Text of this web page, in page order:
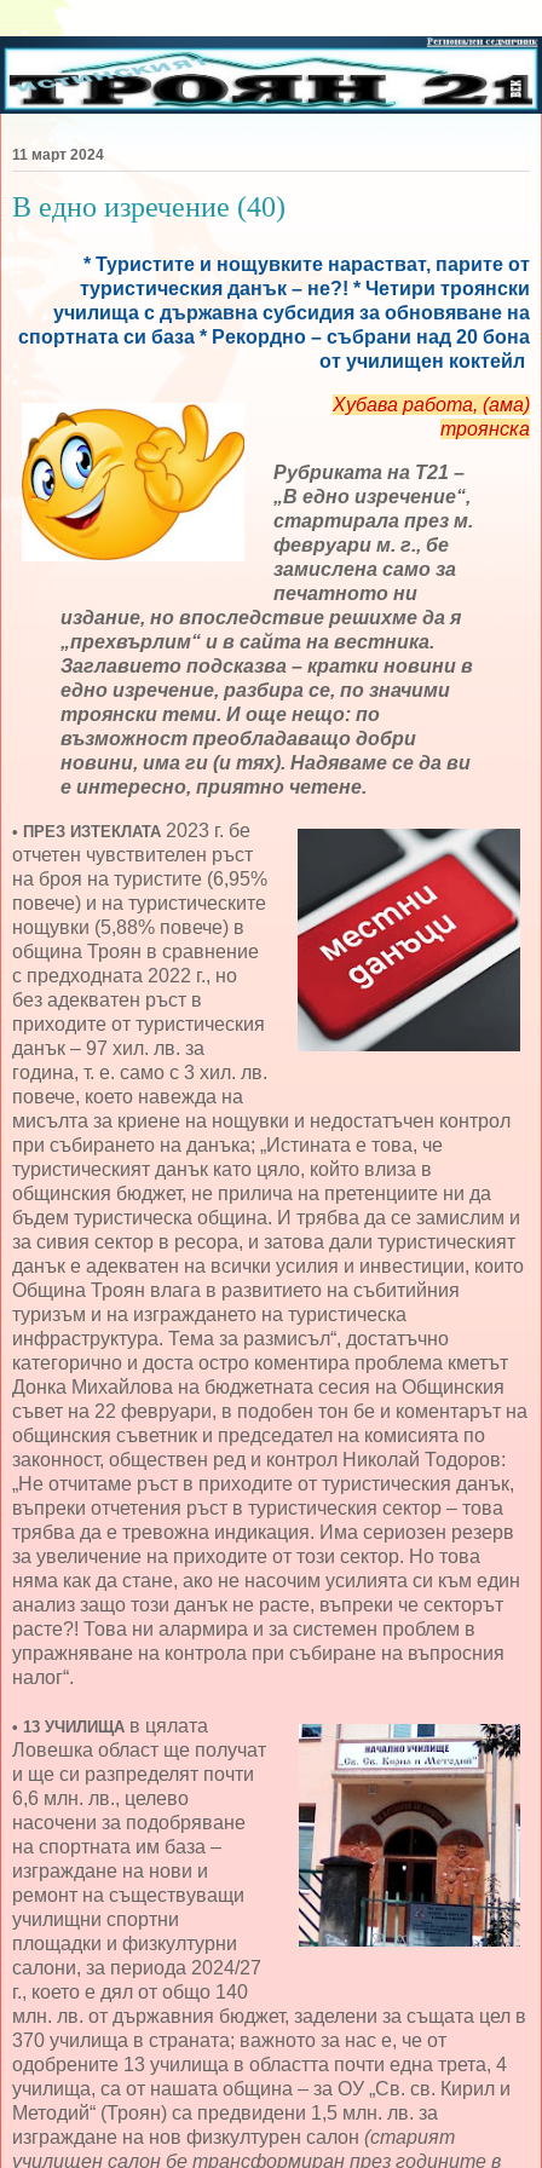
11 март 2024
В едно изречение (40)
* Туристите и нощувките нарастват, парите от
туристическия данък – не?! * Четири троянски
училища с държавна субсидия за обновяване на
спортната си база * Рекордно – събрани над 20 бона
от училищен коктейл
Хубава работа, (ама)
троянска
Рубриката на Т21 –
„В едно изречение“,
стартирала през м.
февруари м. г., бе
замислена само за
печатното ни
издание, но впоследствие решихме да я
„прехвърлим“ и в сайта на вестника.
Заглавието подсказва – кратки новини в
едно изречение, разбира се, по значими
троянски теми. И още нещо: по
възможност преобладаващо добри
новини, има ги (и тях). Надяваме се да ви
е интересно, приятно четене.
• ПРЕЗ ИЗТЕКЛАТА 2023 г. бе
отчетен чувствителен ръст
на броя на туристите (6,95%
повече) и на туристическите
нощувки (5,88% повече) в
община Троян в сравнение
с предходната 2022 г., но
без адекватен ръст в
приходите от туристическия
данък – 97 хил. лв. за
година, т. е. само с 3 хил. лв.
повече, което навежда на
мисълта за криене на нощувки и недостатъчен контрол
при събирането на данъка; „Истината е това, че
туристическият данък като цяло, който влиза в
общинския бюджет, не прилича на претенциите ни да
бъдем туристическа община. И трябва да се замислим и
за сивия сектор в ресора, и затова дали туристическият
данък е адекватен на всички усилия и инвестиции, които
Община Троян влага в развитието на събитийния
туризъм и на изграждането на туристическа
инфраструктура. Тема за размисъл“, достатъчно
категорично и доста остро коментира проблема кметът
Донка Михайлова на бюджетната сесия на Общинския
съвет на 22 февруари, в подобен тон бе и коментарът на
общинския съветник и председател на комисията по
законност, обществен ред и контрол Николай Тодоров:
„Не отчитаме ръст в приходите от туристическия данък,
въпреки отчетения ръст в туристическия сектор – това
трябва да е тревожна индикация. Има сериозен резерв
за увеличение на приходите от този сектор. Но това
няма как да стане, ако не насочим усилията си към един
анализ защо този данък не расте, въпреки че секторът
расте?! Това ни алармира и за системен проблем в
упражняване на контрола при събиране на въпросния
налог“.
• 13 УЧИЛИЩА в цялата
Ловешка област ще получат
и ще си разпределят почти
6,6 млн. лв., целево
насочени за подобряване
на спортната им база –
изграждане на нови и
ремонт на съществуващи
училищни спортни
площадки и физкултурни
салони, за периода 2024/27
г., което е дял от общо 140
млн. лв. от държавния бюджет, заделени за същата цел в
370 училища в страната; важното за нас е, че от
одобрените 13 училища в областта почти една трета, 4
училища, са от нашата община – за ОУ „Св. св. Кирил и
Методий“ (Троян) са предвидени 1,5 млн. лв. за
изграждане на нов физкултурен салон (старият
училищен салон бе трансформиран през годините в